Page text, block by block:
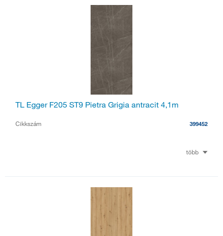
TL Egger F205 ST9 Pietra Grigia antracit 4,1m
Cikkszám 399452
több